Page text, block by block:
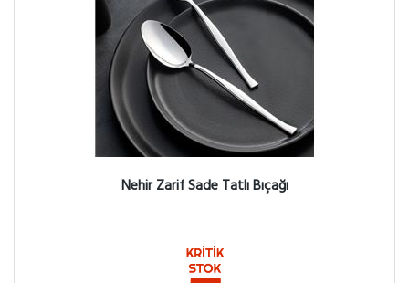
Nehir Zarif Sade Tatlı Bıçağı